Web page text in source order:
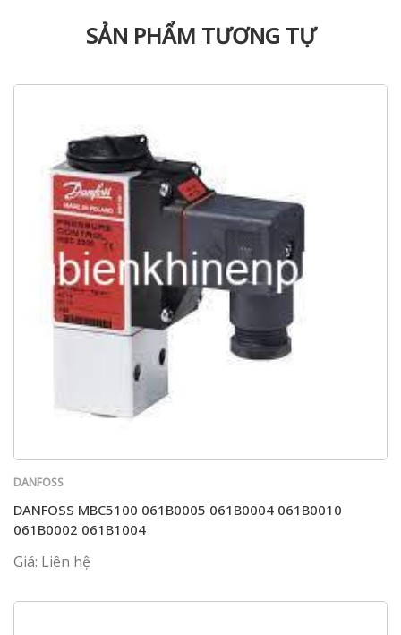
SẢN PHẨM TƯƠNG TỰ
DANFOSS
DANFOSS MBC5100 061B0005 061B0004 061B0010
061B0002 061B1004
Giá: Liên hệ